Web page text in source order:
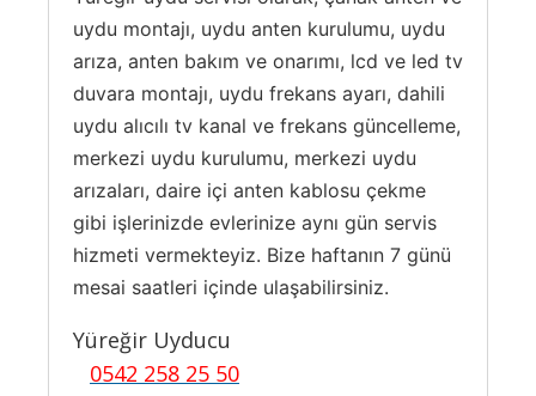
uydu montajı, uydu anten kurulumu, uydu
arıza, anten bakım ve onarımı, lcd ve led tv
duvara montajı, uydu frekans ayarı, dahili
uydu alıcılı tv kanal ve frekans güncelleme,
merkezi uydu kurulumu, merkezi uydu
arızaları, daire içi anten kablosu çekme
gibi işlerinizde evlerinize aynı gün servis
hizmeti vermekteyiz. Bize haftanın 7 günü
mesai saatleri içinde ulaşabilirsiniz.
Yüreğir Uyducu
0542 258 25 50